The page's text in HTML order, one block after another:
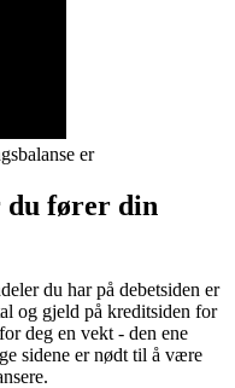
er
du fører din
du har på debetsiden er
og gjeld på kreditsiden for
deg en vekt - den ene
sidene er nødt til å være